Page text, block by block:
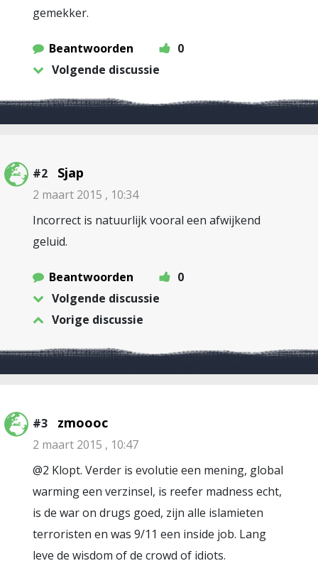
gemekker.
Beantwoorden
0
Volgende discussie
#2 Sjap
2 maart 2015 , 10:34
Incorrect is natuurlijk vooral een afwijkend
geluid.
Beantwoorden
0
Volgende discussie
Vorige discussie
#3 zmoooc
2 maart 2015 , 10:47
@2 Klopt. Verder is evolutie een mening, global
warming een verzinsel, is reefer madness echt,
is de war on drugs goed, zijn alle islamieten
terroristen en was 9/11 een inside job. Lang
leve de wisdom of de crowd of idiots.